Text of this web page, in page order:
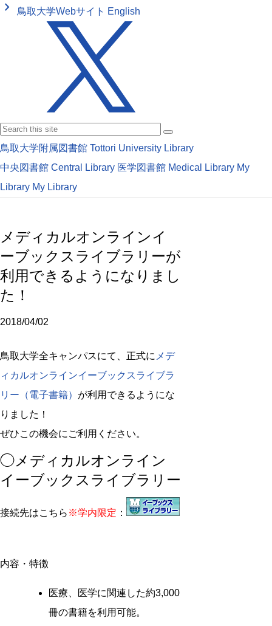
keyboard_arrow_right 鳥取大学Webサイト English
鳥取大学附属図書館 Tottori University Library
中央図書館 Central Library 医学図書館 Medical Library My
Library My Library
メディカルオンラインイ
ーブックスライブラリーが
利用できるようになりまし
た！
2018/04/02
鳥取大学全キャンパスにて、正式に メデ
ィカルオンラインイーブックスライブラ
リー（電子書籍） が利用できるようにな
りました！
ぜひこの機会にご利用ください。
◯メディカルオンライン
イーブックスライブラリー
接続先はこちら ※学内限定 ：
内容・特徴
医療、医学に関連した約3,000
冊の書籍を利用可能。